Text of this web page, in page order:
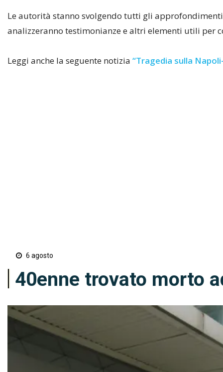
Le autorità stanno svolgendo tutti gli
analizzeranno testimonianze e altri elementi utili per
Leggi anche la seguente notizia “Tragedia sulla
6 agosto
40enne trovato morto